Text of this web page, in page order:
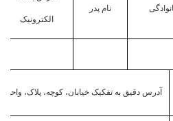
نام پدر
الکترونیک
آدرس دقیق به تفکیک خیابان، کوچه، پلاک، واحد